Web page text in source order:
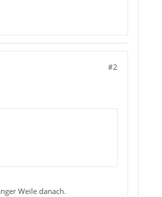
#2
Weile danach.